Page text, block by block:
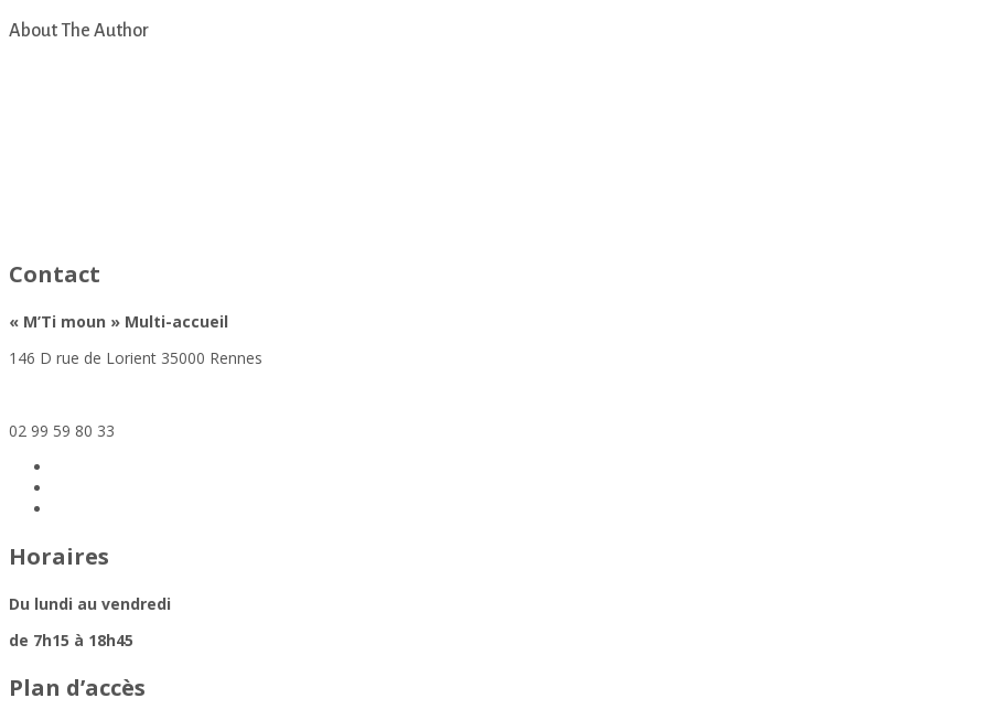
About The Author
Contact
« M’Ti moun » Multi-accueil
146 D rue de Lorient 35000 Rennes
02 99 59 80 33
Horaires
Du lundi au vendredi
de 7h15 à 18h45
Plan d’accès